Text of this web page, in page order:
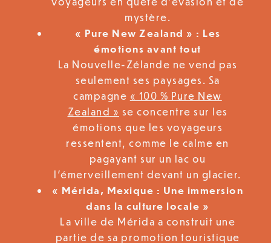
mystère.
« Pure New Zealand » : Les
émotions avant tout
La Nouvelle-Zélande ne vend pas
seulement ses paysages. Sa
campagne « 100 % Pure New
Zealand » se concentre sur les
émotions que les voyageurs
ressentent, comme le calme en
pagayant sur un lac ou
l’émerveillement devant un glacier.
« Mérida, Mexique : Une immersion
dans la culture locale »
La ville de Mérida a construit une
partie de sa promotion touristique